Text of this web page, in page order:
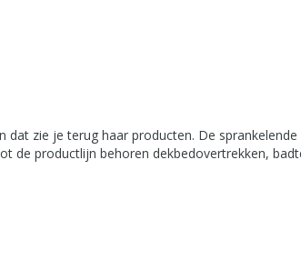
zie je terug haar producten. De
de productlijn behoren dekbedovertrekken,